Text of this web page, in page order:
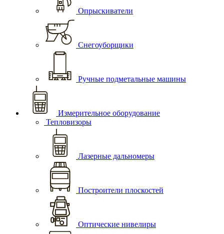
Опрыскиватели
Снегоуборщики
Ручные подметальные машины
Измерительное оборудование
Тепловизоры
Лазерные дальномеры
Построители плоскостей
Оптические нивелиры